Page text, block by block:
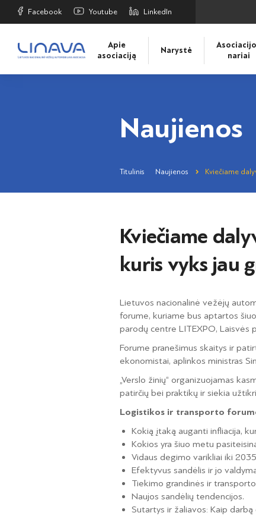
Facebook Youtube LinkedIn
Apie
asociaciją
Narystė
nariai
Naujienos
Titulinis Naujienos Kviečiame
Kviečiame
kuris vyks jau
Lietuvos nacionalinė vežėjų
forume, kuriame bus aptartos
parodų centre LITEXPO, Laisvės
Forume pranešimus skaitys ir
ekonomistai, aplinkos ministras
„Verslo žinių“ organizuojamas
patirčių bei praktikų ir siekia
Logistikos ir transporto
Kokią įtaką auganti infliacija,
Kokios yra šiuo metu
Vidaus degimo varikliai iki
Efektyvus sandėlis ir jo
Tiekimo grandinės ir
Naujos sandėlių tendencijos.
Sutartys ir žaliavos: Kaip